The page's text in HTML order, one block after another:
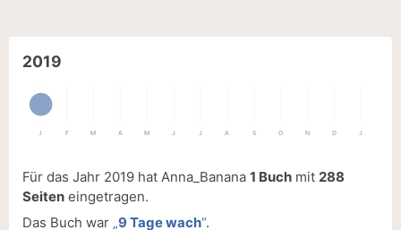
2019
J F M A M J J A S O N D J
Für das Jahr 2019 hat Anna_Banana 1 Buch mit 288
Seiten eingetragen.
Das Buch war „9 Tage wach“.